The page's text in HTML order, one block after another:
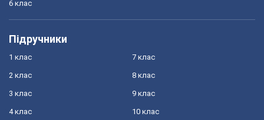
6 клас
Підручники
1 клас
2 клас
3 клас
4 клас
7 клас
8 клас
9 клас
10 клас